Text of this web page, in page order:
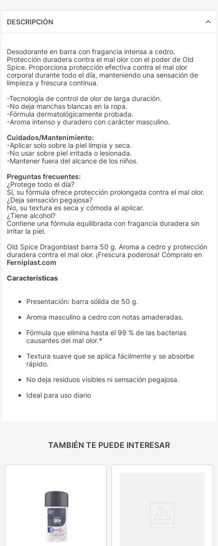
DESCRIPCIÓN
Desodorante en barra con fragancia intensa a cedro.
Protección duradera contra el mal olor con el poder de Old
Spice. Proporciona protección efectiva contra el mal olor
corporal durante todo el día, manteniendo una sensación de
limpieza y frescura continua.
-Tecnología de control de olor de larga duración.
-No deja manchas blancas en la ropa.
-Fórmula dermatológicamente probada.
-Aroma intenso y duradero con carácter masculino.
Cuidados/Mantenimiento:
-Aplicar solo sobre la piel limpia y seca.
-No usar sobre piel irritada o lesionada.
-Mantener fuera del alcance de los niños.
Preguntas frecuentes:
¿Protege todo el día?
Sí, su fórmula ofrece protección prolongada contra el mal olor.
¿Deja sensación pegajosa?
No, su textura es seca y cómoda al aplicar.
¿Tiene alcohol?
Contiene una fórmula equilibrada con fragancia duradera sin
irritar la piel.
Old Spice Dragonblast barra 50 g. Aroma a cedro y protección
duradera contra el mal olor. ¡Frescura poderosa! Cómpralo en
Ferniplast.com
Características
Presentación: barra sólida de 50 g.
Aroma masculino a cedro con notas amaderadas.
Fórmula que elimina hasta el 99 % de las bacterias
causantes del mal olor.*
Textura suave que se aplica fácilmente y se absorbe
rápido.
No deja residuos visibles ni sensación pegajosa.
Ideal para uso diario
TAMBIÉN TE PUEDE INTERESAR